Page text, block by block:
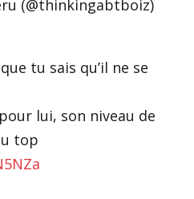
(@thinkingabtboiz)
tu sais qu’il ne se
lui, son niveau de
top